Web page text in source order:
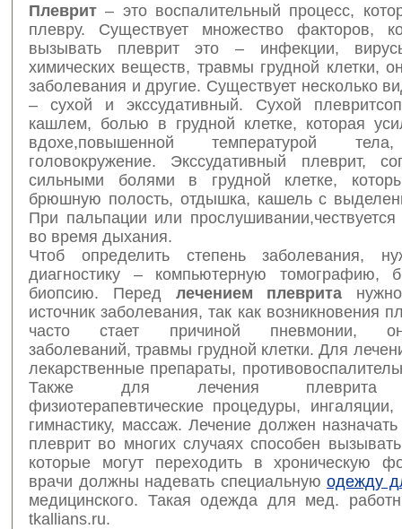
Плеврит – это воспалительный процесс,
плевру. Существует множество факторов,
вызывать плеврит это – инфекции,
химических веществ, травмы грудной клетки,
заболевания и другие. Существует несколько
– сухой и экссудативный. Сухой
кашлем, болью в грудной клетке, которая
вдохе,повышенной температурой
головокружение. Экссудативный плеврит,
сильными болями в грудной клетке,
брюшную полость, отдышка, кашель с
При пальпации или
во время дыхания.
Чтоб определить степень заболевания,
диагностику – компьютерную томографию,
биопсию. Перед лечением плеврита
источник заболевания, так как возникновения
часто стает причиной пневмонии,
заболеваний, травмы грудной клетки. Для
лекарственные препараты,
Также для лечения плеврита
физиотерапевтические процедуры,
гимнастику, массаж. Лечение должен
плеврит во многих случаях способен
которые могут переходить в хроническую
врачи должны надевать специальную одежду
медицинского. Такая одежда для мед.
tkallians.ru.